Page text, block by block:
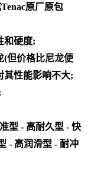
原厂原包
和硬度;
(但价格比尼龙便
其性能影响不大;
型 - 高耐久型 - 快
- 高润滑型 - 耐冲